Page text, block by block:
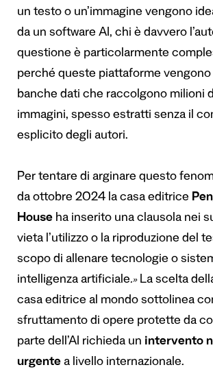
un testo o un’immagine vengono
da un software AI, chi è davvero
questione è particolarmente
perché queste piattaforme
banche dati che raccolgono milioni
immagini, spesso estratti senza il
esplicito degli autori.
Per tentare di arginare questo
da ottobre 2024 la casa editrice
House ha inserito una clausola nei
vieta l’utilizzo o la riproduzione del
scopo di allenare tecnologie o
intelligenza artificiale.» La scelta
casa editrice al mondo sottolinea
sfruttamento di opere protette da
parte dell’AI richieda un intervento
urgente a livello internazionale.